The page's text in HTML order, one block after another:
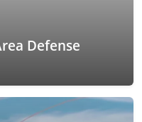
Defense